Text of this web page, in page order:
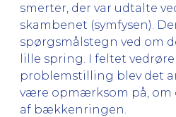
smerter, der var udtalte
skambenet (symfysen).
spørgsmålstegn ved om
lille spring. I feltet
problemstilling blev det
være opmærksom på, om
af bækkenringen.